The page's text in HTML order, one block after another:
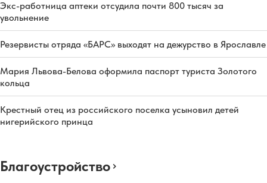
Экс-работница аптеки отсудила почти 800 тысяч за
увольнение
Резервисты отряда «БАРС» выходят на дежурство в Ярославле
Мария Львова-Белова оформила паспорт туриста Золотого
кольца
Крестный отец из российского поселка усыновил детей
нигерийского принца
Благоустройство